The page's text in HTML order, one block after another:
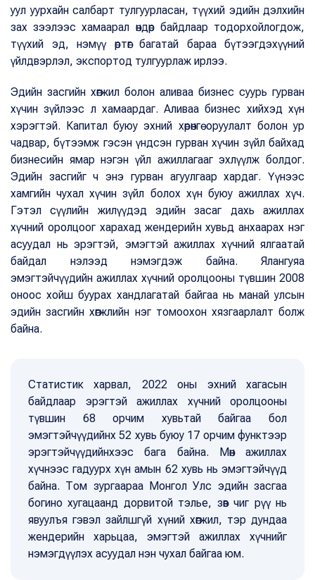
уул уурхайн салбарт тулгуурласан, түүхий эдийн дэлхийн
зах зээлээс хамаарал өндөр байдлаар тодорхойлогдож,
түүхий эд, нэмүү өртөг багатай бараа бүтээгдэхүүний
үйлдвэрлэл, экспортод тулгуурлаж ирлээ.
Эдийн засгийн хөгжил болон аливаа бизнес суурь гурван
хүчин зүйлээс л хамаардаг. Аливаа бизнес хийхэд хүн
хэрэгтэй. Капитал буюу эхний хөрөнгө оруулалт болон ур
чадвар, бүтээмж гэсэн үндсэн гурван хүчин зүйл байхад
бизнесийн ямар нэгэн үйл ажиллагааг эхлүүлж болдог.
Эдийн засгийг ч энэ гурван агуулгаар хардаг. Үүнээс
хамгийн чухал хүчин зүйл болох хүн буюу ажиллах хүч.
Гэтэл сүүлийн жилүүдэд эдийн засаг дахь ажиллах
хүчний оролцоог харахад жендерийн хувьд анхаарах нэг
асуудал нь эрэгтэй, эмэгтэй ажиллах хүчний ялгаатай
байдал нэлээд нэмэгдэж байна. Ялангуяа
эмэгтэйчүүдийн ажиллах хүчний оролцооны түвшин 2008
оноос хойш буурах хандлагатай байгаа нь манай улсын
эдийн засгийн хөгжлийн нэг томоохон хязгаарлалт болж
байна.
Статистик харвал, 2022 оны эхний хагасын
байдлаар эрэгтэй ажиллах хүчний оролцооны
түвшин 68 орчим хувьтай байгаа бол
эмэгтэйчүүдийнх 52 хувь буюу 17 орчим функтээр
эрэгтэйчүүдийнхээс бага байна. Мөн ажиллах
хүчнээс гадуурх хүн амын 62 хувь нь эмэгтэйчүүд
байна. Том зургаараа Монгол Улс эдийн засгаа
богино хугацаанд дорвитой тэлье, зөв чиг рүү нь
явуулъя гэвэл зайлшгүй хүний хөгжил, тэр дундаа
жендерийн харьцаа, эмэгтэй ажиллах хүчнийг
нэмэгдүүлэх асуудал нэн чухал байгаа юм.